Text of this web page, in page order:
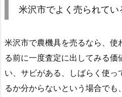
米沢市でよく売られてい
米沢市で農機具を売るなら、使
る前に一度査定に出してみる
い、サビがある、しばらく使
るか分からないという場合でも